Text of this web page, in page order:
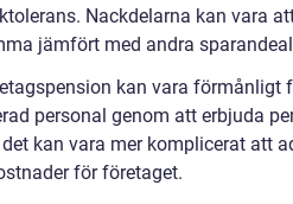
Nackdelarna kan vara
jämfört med andra
kan vara
personal genom att erbjuda
kan vara mer komplicerat att
för företaget.